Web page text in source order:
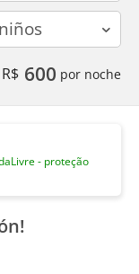
R$ 600 por noche
- proteção